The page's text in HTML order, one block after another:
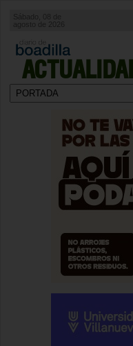
Sábado, 08 de
agosto de 2026